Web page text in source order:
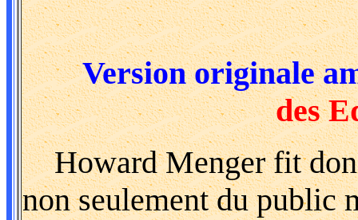
Version originale
des
Howard Menger fit
non seulement du public